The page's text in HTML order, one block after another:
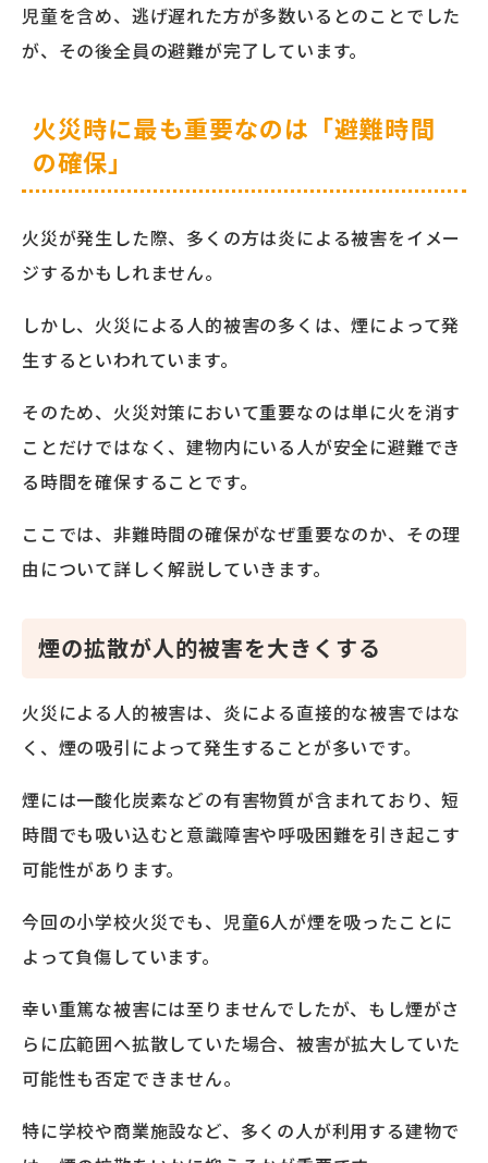
児童を含め、逃げ遅れた方が多数いるとのことでした
が、その後全員の避難が完了しています。
火災時に最も重要なのは「避難時間
の確保」
火災が発生した際、多くの方は炎による被害をイメー
ジするかもしれません。
しかし、火災による人的被害の多くは、煙によって発
生するといわれています。
そのため、火災対策において重要なのは単に火を消す
ことだけではなく、建物内にいる人が安全に避難でき
る時間を確保することです。
ここでは、非難時間の確保がなぜ重要なのか、その理
由について詳しく解説していきます。
煙の拡散が人的被害を大きくする
火災による人的被害は、炎による直接的な被害ではな
く、煙の吸引によって発生することが多いです。
煙には一酸化炭素などの有害物質が含まれており、短
時間でも吸い込むと意識障害や呼吸困難を引き起こす
可能性があります。
今回の小学校火災でも、児童6人が煙を吸ったことに
よって負傷しています。
幸い重篤な被害には至りませんでしたが、もし煙がさ
らに広範囲へ拡散していた場合、被害が拡大していた
可能性も否定できません。
特に学校や商業施設など、多くの人が利用する建物で